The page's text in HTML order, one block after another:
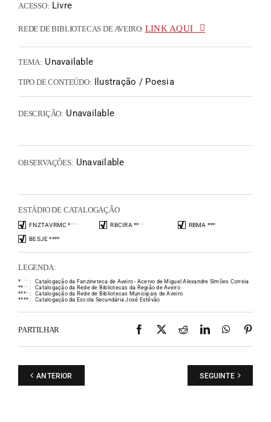
ACESSO: Livre
REDE DE BIBLIOTECAS DE AVEIRO: LINK AQUI
TEMA: Unavailable
TIPO DE CONTEÚDO: Ilustração / Poesia
DESCRIÇÃO: Unavailable
OBSERVAÇÕES: Unavailable
ESTÁDIO DE CATALOGAÇÃO
FNZTAVRMC **** RBCIRA **** RBMA ****
BESJE ****
LEGENDA:
** * * :
Catalogação da Fanzineteca de Aveiro - Acervo de Miguel Alexandre Simões Correia
** * * :
Catalogação da Rede de Bibliotecas da Região de Aveiro
**** :
Catalogação da Rede de Bibliotecas Municipais de Aveiro
**** : Catalogação da Escola Secundária José Estêvão
PARTILHAR Facebook
X RedditLinkedIn
ANTERIOR SEGUINTE